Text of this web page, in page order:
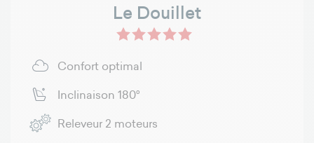
Le Douillet
Confort optimal
Inclinaison 180°
Releveur 2 moteurs